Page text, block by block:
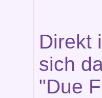
Direkt
sich
"Due